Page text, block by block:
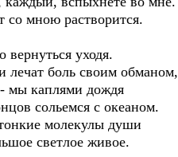
со мною растворится.
вернуться уходя.
лечат боль своим обманом,
мы каплями дождя
сольемся с океаном.
молекулы души
светлое живое.